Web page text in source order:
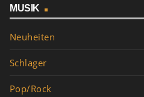
MUSIK
Neuheiten
Schlager
Pop/Rock